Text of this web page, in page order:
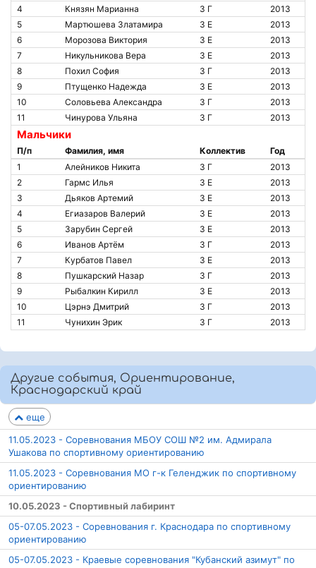
4
Князян Марианна 3 Г
2013
5
Мартюшева Златамира 3 Е
2013
6
Морозова Виктория 3 Е
2013
7
Никульникова Вера 3 Е
2013
8
Похил София 3 Г
2013
9
Птущенко Надежда 3 Е
2013
10
Соловьева Александра 3 Г
2013
11
Чинурова Ульяна 3 Г 2013
Мальчики
П/п Фамилия, имя Коллектив
Год
1
Алейников Никита 3 Г
2013
2
Гармс Илья 3 Е
2013
3
Дьяков Артемий 3 Е
2013
4
Егиазаров Валерий 3 Е
2013
5
Зарубин Сергей 3 Е
2013
6
Иванов Артём 3 Г
2013
7
Курбатов Павел 3 Е
2013
8
Пушкарский Назар 3 Г
2013
9
Рыбалкин Кирилл 3 Е
2013
10
Цэрнэ Дмитрий 3 Г
2013
11
Чунихин Эрик 3 Г 2013
Другие события, Ориентирование,
Краснодарский край
еще
11.05.2023 - Соревнования МБОУ СОШ №2 им. Адмирала
Ушакова по спортивному ориентированию
11.05.2023 - Соревнования МО г-к Геленджик по спортивному
ориентированию
10.05.2023 - Спортивный лабиринт
05-07.05.2023 - Соревнования г. Краснодара по спортивному
ориентированию
05-07.05.2023 - Краевые соревнования "Кубанский азимут" по